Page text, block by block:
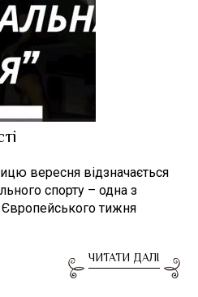
вересня відзначається
спорту – одна з
тижня
ЧИТАТИ ДАЛІ